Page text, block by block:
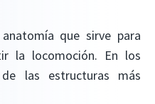
que sirve para
la locomoción. En los
las estructuras más